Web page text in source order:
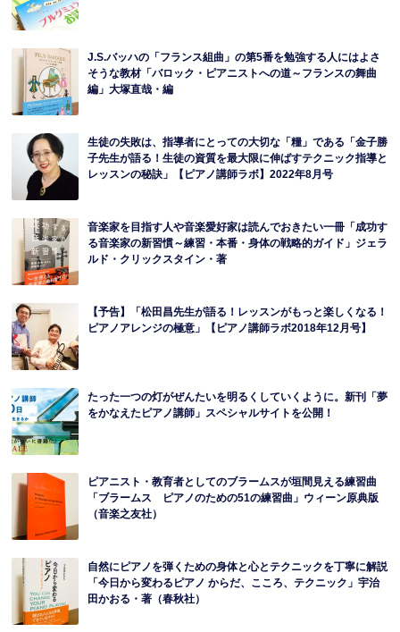
J.S.バッハの「フランス組曲」の第5番を勉強する人にはよさ
そうな教材「バロック・ピアニストへの道～フランスの舞曲
編」大塚直哉・編
生徒の失敗は、指導者にとっての大切な「糧」である「金子勝
子先生が語る！生徒の資質を最大限に伸ばすテクニック指導と
レッスンの秘訣」【ピアノ講師ラボ】2022年8月号
音楽家を目指す人や音楽愛好家は読んでおきたい一冊「成功す
る音楽家の新習慣～練習・本番・身体の戦略的ガイド」ジェラ
ルド・クリックスタイン・著
【予告】「松田昌先生が語る！レッスンがもっと楽しくなる！
ピアノアレンジの極意」【ピアノ講師ラボ2018年12月号】
たった一つの灯がぜんたいを明るくしていくように。新刊「夢
をかなえたピアノ講師」スペシャルサイトを公開！
ピアニスト・教育者としてのブラームスが垣間見える練習曲
「ブラームス ピアノのための51の練習曲」ウィーン原典版
（音楽之友社）
自然にピアノを弾くための身体と心とテクニックを丁寧に解説
「今日から変わるピアノ からだ、こころ、テクニック」宇治
田かおる・著（春秋社）